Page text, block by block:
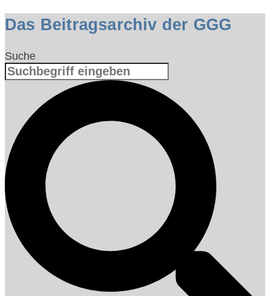
Das Beitragsarchiv der GGG
Suche